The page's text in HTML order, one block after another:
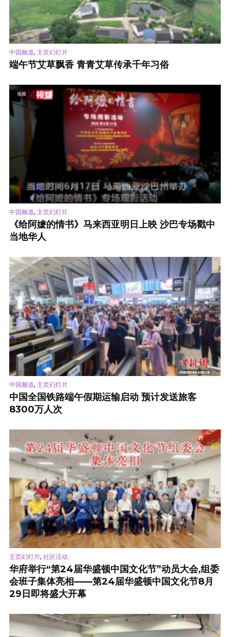
中国频道, 主页幻灯片
端午节艾草飘香 青青艾草传承千年习俗
视频
中国频道, 主页幻灯片
《给阿嬷的情书》马来西亚明日上映 沙巴专场戳中
当地华人
中国频道, 主页幻灯片
中国全国铁路端午假期运输启动 预计发送旅客
8300万人次
主页幻灯片, 社区活动
华府举行“第24届华盛顿中国文化节”动员大会,组委
会班子集体亮相——第24届华盛顿中国文化节8月
29日即将盛大开幕